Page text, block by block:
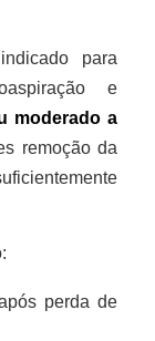
para
e
moderado a
remoção da
perda de